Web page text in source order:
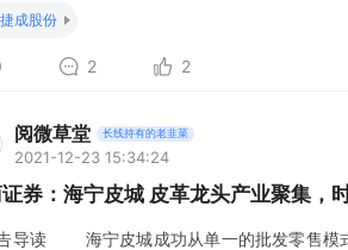
步拉升版权需求。 超前布局元宇宙，音视频
捷成股份
2 2
阅微草堂 长线持有的老韭菜
2021-12-23 15:34:24
券：海宁皮城 皮革龙头产业聚集，
导读 海宁皮城成功从单一的批发零售模式